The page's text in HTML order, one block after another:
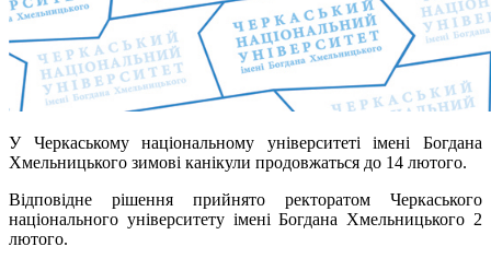
У Черкаському національному університеті імені Богдана
Хмельницького зимові канікули продовжаться до 14 лютого.
Відповідне рішення прийнято ректоратом Черкаського
національного університету імені Богдана Хмельницького 2
лютого.